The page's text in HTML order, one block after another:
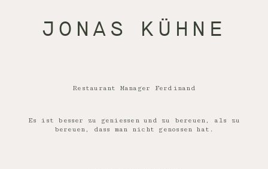
JONAS KÜHNE
Restaurant Manager Ferdinand
Es ist besser zu geniessen und zu bereuen, als zu
bereuen, dass man nicht genossen hat.